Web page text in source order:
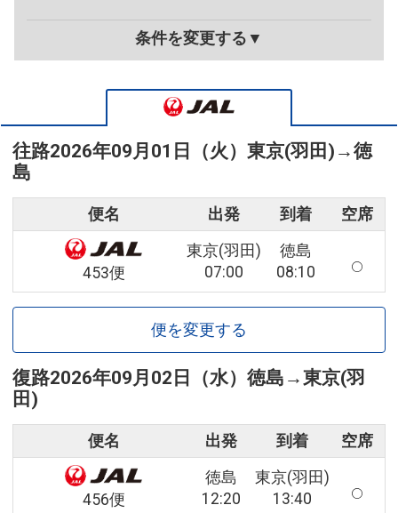
条件を変更する▼
往路2026年09月01日（火） 東京(羽田) →徳
島
便名 出発 到着 空席
453便
東京(羽田)
07:00
徳島
08:10
便を変更する
復路2026年09月02日（水） 徳島 →東京(羽
田)
便名 出発 到着 空席
456便
徳島
12:20
東京(羽田)
13:40